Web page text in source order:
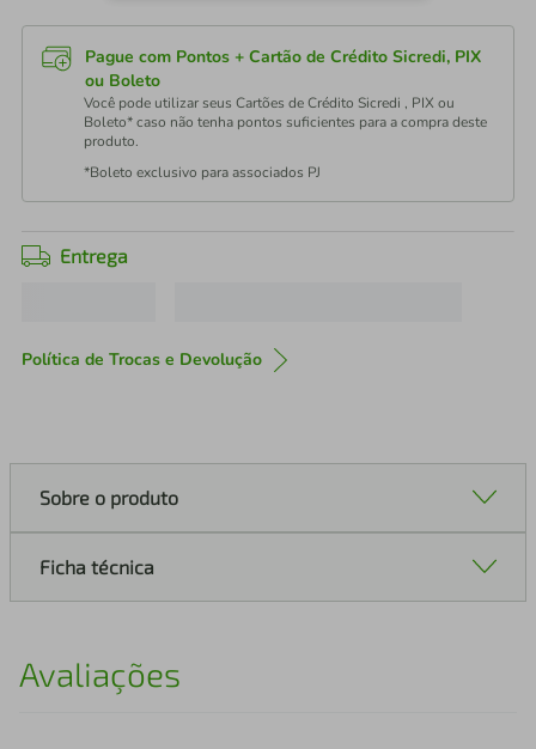
Pague com Pontos + Cartão de Crédito Sicredi, PIX
ou Boleto
Você pode utilizar seus Cartões de Crédito Sicredi , PIX ou
Boleto* caso não tenha pontos suficientes para a compra deste
produto.
*Boleto exclusivo para associados PJ
Entrega
Política de Trocas e Devolução
Sobre o produto
Ficha técnica
Avaliações